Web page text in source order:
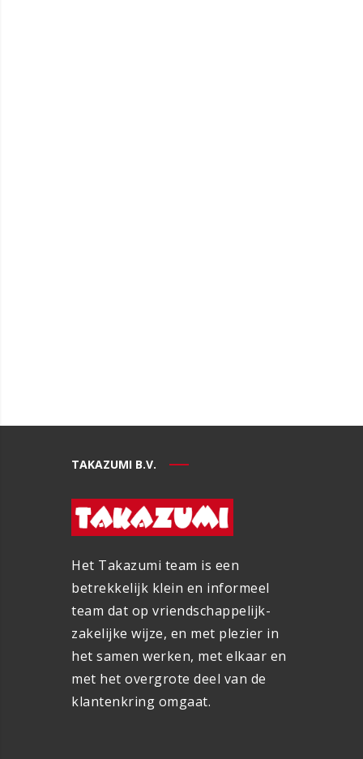
TAKAZUMI B.V.
Het Takazumi team is een
betrekkelijk klein en informeel
team dat op vriendschappelijk-
zakelijke wijze, en met plezier in
het samen werken, met elkaar en
met het overgrote deel van de
klantenkring omgaat.